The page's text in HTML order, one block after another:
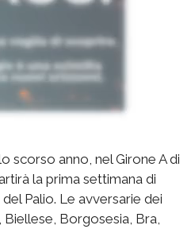
scorso anno, nel Girone A di
la prima settimana di
Palio. Le avversarie dei
Borgosesia, Bra,